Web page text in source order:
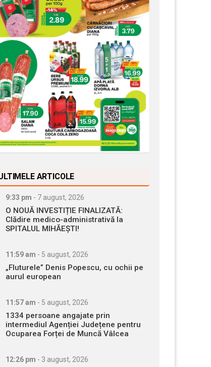
ARTICOLE
9:33 pm - 7 august, 2026
O NOUĂ INVESTIȚIE FINALIZATĂ:
Clădire medico-administrativă la
SPITALUL MIHĂEȘTI!
11:59 am - 5 august, 2026
„Fluturele” Denis Popescu, cu ochii pe
aurul european
11:57 am - 5 august, 2026
1334 persoane angajate prin
intermediul Agenției Județene pentru
Ocuparea Forței de Muncă Vâlcea
12:26 pm - 3 august, 2026